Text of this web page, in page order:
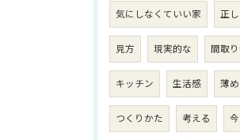
気にしなくていい家 正
見方 現実的な 間取
キッチン 生活感 薄め
つくりかた 考える